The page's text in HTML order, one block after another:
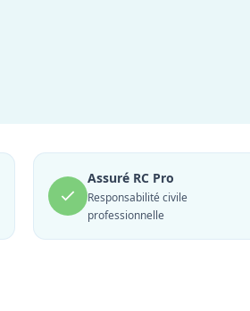
Assuré RC Pro
Responsabilité civile
professionnelle